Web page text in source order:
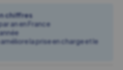
chiffres
an en France
la prise en charge et le